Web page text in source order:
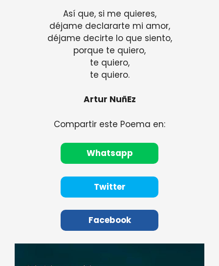
Así que, si me quieres,
déjame declararte mi amor,
déjame decirte lo que siento,
porque te quiero,
te quiero,
te quiero.
Artur NuñEz
Compartir este Poema en:
Whatsapp
Twitter
Facebook